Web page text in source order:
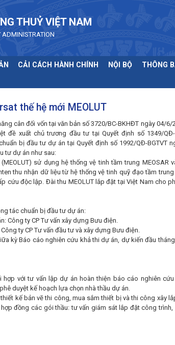
THUỶ VIỆT NAM
CẢI CÁCH HÀNH CHÍNH NỘI BỘ
THÔNG
thế hệ mới MEOLUT
cân đối vốn tại văn bản số 3720/BC-BKHĐT ngày 04/6/
đề xuất chủ trương đầu tư tại Quyết định số 1349/
bị đầu tư dự án tại Quyết định số 1992/QĐ-BGTVT
tư dự án như sau:
sử dụng hệ thống vệ tinh tầm trung MEOSAR
thu nhận dữ liệu từ hệ thống vệ tinh quỹ đạo tầm
cứu độc lập. Đài thu MEOLUT lắp đặt tại Việt Nam cho
tác chuẩn bị đầu tư dự án:
Công ty CP Tư vấn xây dựng Bưu điện.
ty CP Tư vấn đầu tư và xây dựng Bưu điện.
kỳ Báo cáo nghiên cứu khả thi dự án, dự kiến đầu
với tư vấn lập dự án hoàn thiện báo cáo nghiên
duyệt kế hoạch lựa chọn nhà thầu dự án.
kế bản vẽ thi công, mua sắm thiết bị và thi công xây
đồng các gói thầu: tư vấn giám sát lắp đặt công